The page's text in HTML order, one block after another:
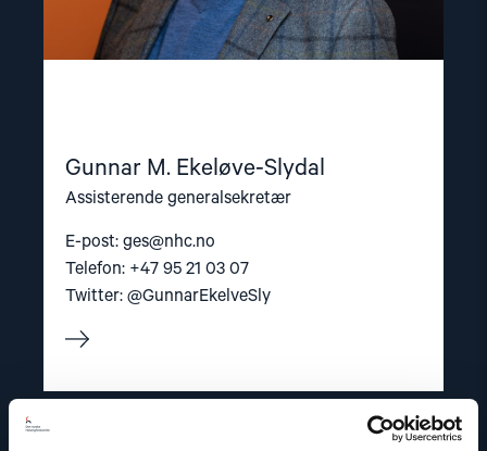
Gunnar M. Ekeløve-Slydal
Assisterende generalsekretær
E-post: ges@nhc.no
Telefon: +47 95 21 03 07
Twitter: @GunnarEkelveSly